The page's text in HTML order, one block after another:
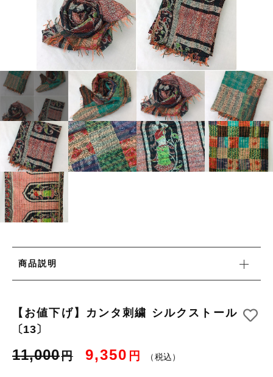
商品説明
【お値下げ】カンタ刺繍 シルクストール
〔13〕
11,000円 9,350 円 （税込）
ショッピングを続ける
カートを確認する
スキンケア・石鹸
HINOKI（土佐ヒノキ）シリーズ
サステナブル歯ブラシ・歯磨き粉
洗剤・食器用石鹸
タオル/ハンカチ
国産［奥会津］かごバッグ
カトラリー/食器
ソーラーランタン（クリーンエネルギー）
ファッション
雑貨
キリム
ギフトラッピング
その他
サステナブル歯ブラシ・歯磨き粉
洗剤・食器用石鹸
タオル/ハンカチ
国産［奥会津］かごバッグ
カトラリー/食器
ソーラーランタン（クリーンエネルギー）
ラリーキルト
キリム
子カテゴリ
価格帯
～
その他
在庫あり セール
並び順